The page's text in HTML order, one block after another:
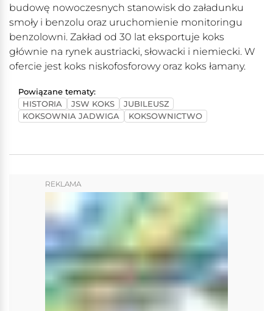
budowę nowoczesnych stanowisk do załadunku
smoły i benzolu oraz uruchomienie monitoringu
benzolowni. Zakład od 30 lat eksportuje koks
głównie na rynek austriacki, słowacki i niemiecki. W
ofercie jest koks niskofosforowy oraz koks łamany.
Powiązane tematy:
HISTORIA
JSW KOKS
JUBILEUSZ
KOKSOWNIA JADWIGA
KOKSOWNICTWO
REKLAMA